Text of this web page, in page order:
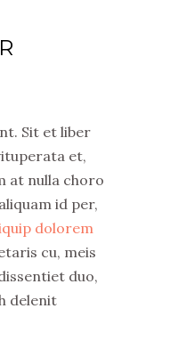
Sit et liber
et,
at nulla choro
id per,
dolorem
cu, meis
duo,
delenit